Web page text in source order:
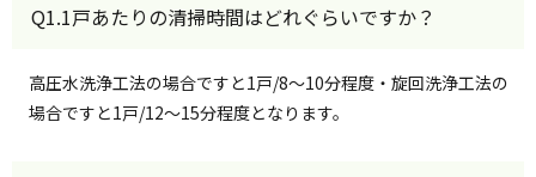
Q1.1戸あたりの清掃時間はどれぐらいですか？
高圧水洗浄工法の場合ですと1戸/8～10分程度・旋回洗浄工法の
場合ですと1戸/12～15分程度となります。